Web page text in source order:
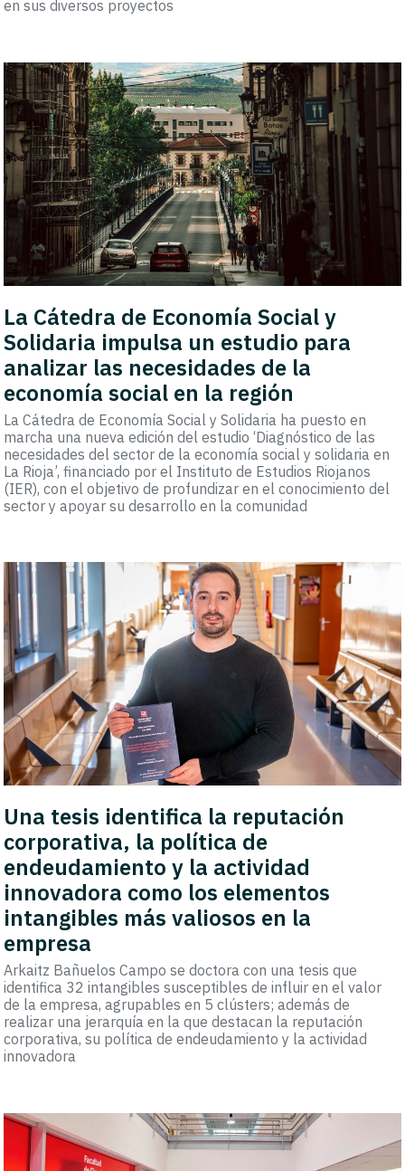
en sus diversos proyectos
La Cátedra de Economía Social y
Solidaria impulsa un estudio para
analizar las necesidades de la
economía social en la región
La Cátedra de Economía Social y Solidaria ha puesto en
marcha una nueva edición del estudio ‘Diagnóstico de las
necesidades del sector de la economía social y solidaria en
La Rioja’, financiado por el Instituto de Estudios Riojanos
(IER), con el objetivo de profundizar en el conocimiento del
sector y apoyar su desarrollo en la comunidad
Una tesis identifica la reputación
corporativa, la política de
endeudamiento y la actividad
innovadora como los elementos
intangibles más valiosos en la
empresa
Arkaitz Bañuelos Campo se doctora con una tesis que
identifica 32 intangibles susceptibles de influir en el valor
de la empresa, agrupables en 5 clústers; además de
realizar una jerarquía en la que destacan la reputación
corporativa, su política de endeudamiento y la actividad
innovadora